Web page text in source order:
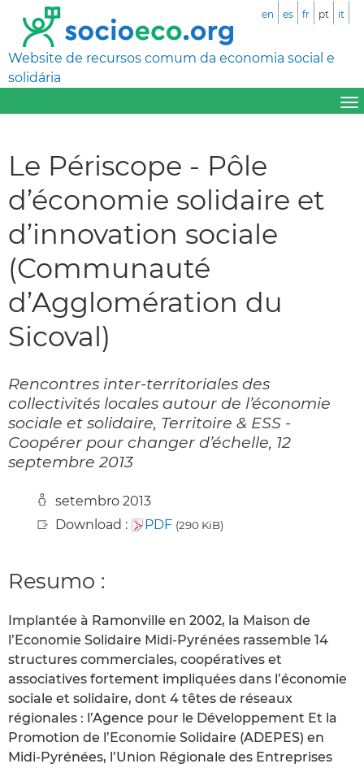
Website de recursos comum da economia social e
solidária
en es fr pt it
Le Périscope - Pôle
d’économie solidaire et
d’innovation sociale
(Communauté
d’Agglomération du
Sicoval)
Rencontres inter-territoriales des
collectivités locales autour de l’économie
sociale et solidaire, Territoire & ESS -
Coopérer pour changer d’échelle, 12
septembre 2013
setembro 2013
Download :
PDF (290 KiB)
Resumo :
Implantée à Ramonville en 2002, la Maison de
l’Economie Solidaire Midi-Pyrénées rassemble 14
structures commerciales, coopératives et
associatives fortement impliquées dans l’économie
sociale et solidaire, dont 4 têtes de réseaux
régionales : l’Agence pour le Développement Et la
Promotion de l’Economie Solidaire (ADEPES) en
Midi-Pyrénées, l’Union Régionale des Entreprises